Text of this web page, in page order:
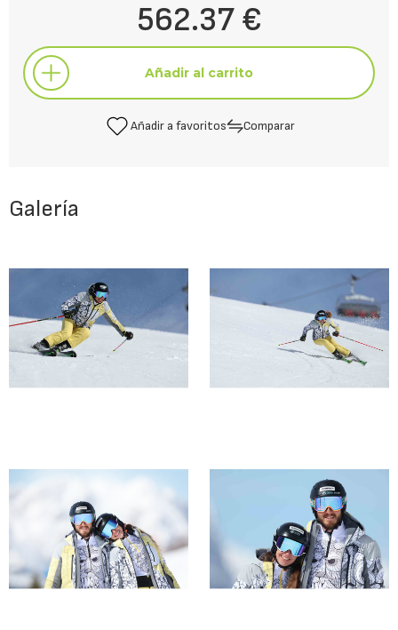
562.37 €
Añadir al carrito
Añadir a favoritos Comparar
Galería